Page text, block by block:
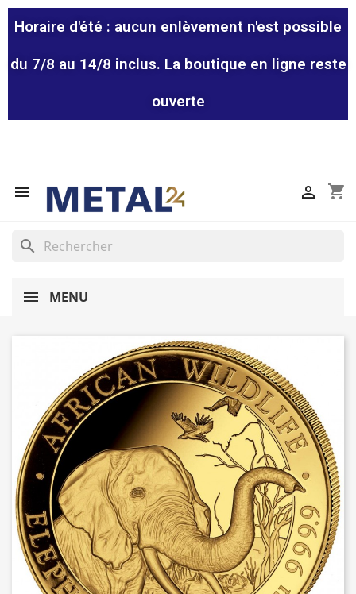
Horaire d'été : aucun enlèvement n'est possible
du 7/8 au 14/8 inclus. La boutique en ligne reste
ouverte
 shopping_cart

search
MENU